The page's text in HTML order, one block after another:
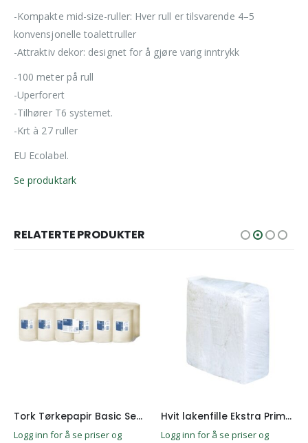
-Kompakte mid-size-ruller: Hver rull er tilsvarende 4–5
konvensjonelle toalettruller
-Attraktiv dekor: designet for å gjøre varig inntrykk
-100 meter på rull
-Uperforert
-Tilhører T6 systemet.
-Krt à 27 ruller
EU Ecolabel.
Se produktark
RELATERTE PRODUKTER
Tork Tørkepapir Basic Senterrull 1lags. 12 ruller M1
Logg inn for å se priser og
Hvit lakenfille Ekstra Prima 100% bomull 10kg
Logg inn for å se priser og